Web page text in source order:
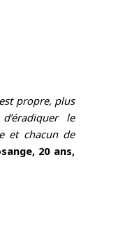
propre, plus
le
et chacun de
20 ans,